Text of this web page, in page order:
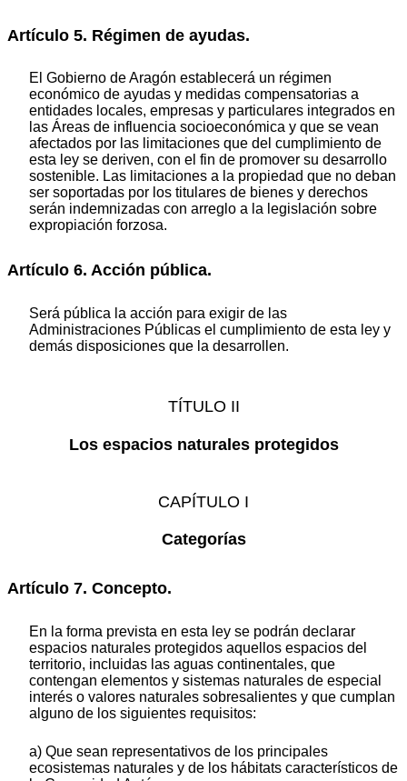
Artículo 5. Régimen de ayudas.
El Gobierno de Aragón establecerá un régimen
económico de ayudas y medidas compensatorias a
entidades locales, empresas y particulares integrados en
las Áreas de influencia socioeconómica y que se vean
afectados por las limitaciones que del cumplimiento de
esta ley se deriven, con el fin de promover su desarrollo
sostenible. Las limitaciones a la propiedad que no deban
ser soportadas por los titulares de bienes y derechos
serán indemnizadas con arreglo a la legislación sobre
expropiación forzosa.
Artículo 6. Acción pública.
Será pública la acción para exigir de las
Administraciones Públicas el cumplimiento de esta ley y
demás disposiciones que la desarrollen.
TÍTULO II
Los espacios naturales protegidos
CAPÍTULO I
Categorías
Artículo 7. Concepto.
En la forma prevista en esta ley se podrán declarar
espacios naturales protegidos aquellos espacios del
territorio, incluidas las aguas continentales, que
contengan elementos y sistemas naturales de especial
interés o valores naturales sobresalientes y que cumplan
alguno de los siguientes requisitos:
a) Que sean representativos de los principales
ecosistemas naturales y de los hábitats característicos de